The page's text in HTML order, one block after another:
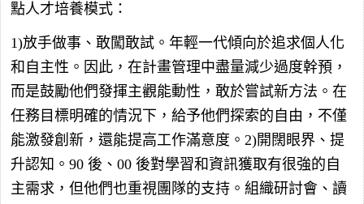
點人才培養模式：
1)放手做事、敢闖敢試。年輕一代傾向於追求個人化
和自主性。因此，在計畫管理中盡量減少過度幹預，
而是鼓勵他們發揮主觀能動性，敢於嘗試新方法。在
任務目標明確的情況下，給予他們探索的自由，不僅
能激發創新，還能提高工作滿意度。2)開闊眼界、提
升認知。90 後、00 後對學習和資訊獲取有很強的自
主需求，但他們也重視團隊的支持。組織研討會、讀